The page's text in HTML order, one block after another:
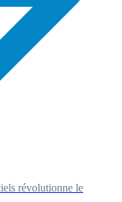
révolutionne le